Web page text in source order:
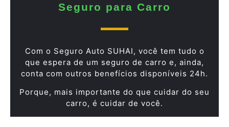
Seguro para Carro
Com o Seguro Auto SUHAI, você tem tudo o
que espera de um seguro de carro e, ainda,
conta com outros benefícios disponíveis 24h.
Porque, mais importante do que cuidar do seu
carro, é cuidar de você.